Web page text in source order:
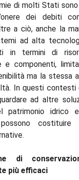
di molti Stati
dei debiti
a ciò, anche la
ad alta
in termini di
e componenti,
ma la stessa
In questi
ad altre
patrimonio idrico
possono costituire
di
più efficaci